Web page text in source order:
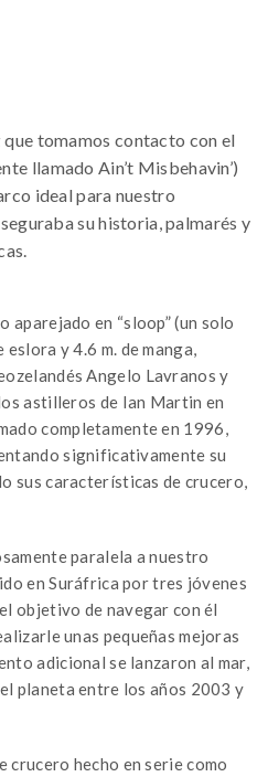
tomamos contacto con el
llamado Ain’t Misbehavin’)
ideal para nuestro
su historia, palmarés y
aparejado en “sloop” (un solo
eslora y 4.6 m. de manga,
Angelo Lavranos y
astilleros de Ian Martin en
completamente en 1996,
significativamente su
sus características de crucero,
paralela a nuestro
en Suráfrica por tres jóvenes
objetivo de navegar con él
unas pequeñas mejoras
adicional se lanzaron al mar,
planeta entre los años 2003 y
crucero hecho en serie como